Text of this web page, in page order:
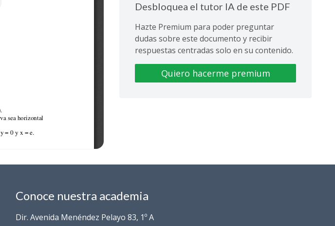
Desbloquea el tutor IA de este PDF
Hazte Premium para poder preguntar
dudas sobre este documento y recibir
respuestas centradas solo en su contenido.
Quiero hacerme premium
Conoce nuestra academia
Dir. Avenida Menéndez Pelayo 83, 1º A